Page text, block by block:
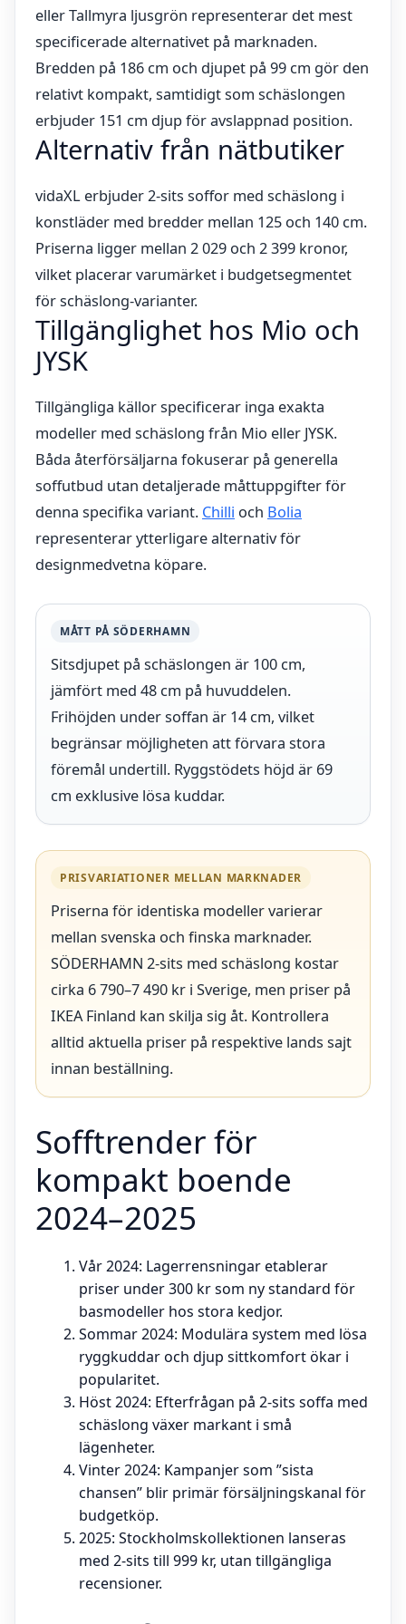
eller Tallmyra ljusgrön representerar det mest
specificerade alternativet på marknaden.
Bredden på 186 cm och djupet på 99 cm gör den
relativt kompakt, samtidigt som schäslongen
erbjuder 151 cm djup för avslappnad position.
Alternativ från nätbutiker
vidaXL erbjuder 2-sits soffor med schäslong i
konstläder med bredder mellan 125 och 140 cm.
Priserna ligger mellan 2 029 och 2 399 kronor,
vilket placerar varumärket i budgetsegmentet
för schäslong-varianter.
Tillgänglighet hos Mio och
JYSK
Tillgängliga källor specificerar inga exakta
modeller med schäslong från Mio eller JYSK.
Båda återförsäljarna fokuserar på generella
soffutbud utan detaljerade måttuppgifter för
denna specifika variant. Chilli och Bolia
representerar ytterligare alternativ för
designmedvetna köpare.
MÅTT PÅ SÖDERHAMN
Sitsdjupet på schäslongen är 100 cm,
jämfört med 48 cm på huvuddelen.
Frihöjden under soffan är 14 cm, vilket
begränsar möjligheten att förvara stora
föremål undertill. Ryggstödets höjd är 69
cm exklusive lösa kuddar.
PRISVARIATIONER MELLAN MARKNADER
Priserna för identiska modeller varierar
mellan svenska och finska marknader.
SÖDERHAMN 2-sits med schäslong kostar
cirka 6 790–7 490 kr i Sverige, men priser på
IKEA Finland kan skilja sig åt. Kontrollera
alltid aktuella priser på respektive lands sajt
innan beställning.
Sofftrender för
kompakt boende
2024–2025
Vår 2024: Lagerrensningar etablerar
priser under 300 kr som ny standard för
basmodeller hos stora kedjor.
Sommar 2024: Modulära system med lösa
ryggkuddar och djup sittkomfort ökar i
popularitet.
Höst 2024: Efterfrågan på 2-sits soffa med
schäslong växer markant i små
lägenheter.
Vinter 2024: Kampanjer som ”sista
chansen” blir primär försäljningskanal för
budgetköp.
2025: Stockholmskollektionen lanseras
med 2-sits till 999 kr, utan tillgängliga
recensioner.